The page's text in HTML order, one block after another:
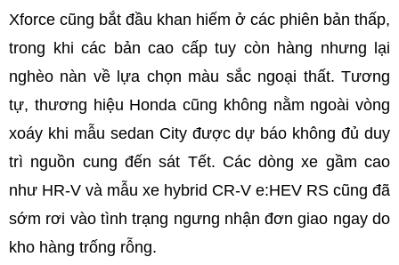
Xforce cũng bắt đầu khan hiếm ở các phiên bản thấp,
trong khi các bản cao cấp tuy còn hàng nhưng lại
nghèo nàn về lựa chọn màu sắc ngoại thất. Tương
tự, thương hiệu Honda cũng không nằm ngoài vòng
xoáy khi mẫu sedan City được dự báo không đủ duy
trì nguồn cung đến sát Tết. Các dòng xe gầm cao
như HR-V và mẫu xe hybrid CR-V e:HEV RS cũng đã
sớm rơi vào tình trạng ngưng nhận đơn giao ngay do
kho hàng trống rỗng.